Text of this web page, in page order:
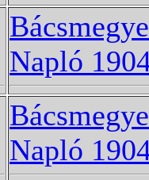
Napló
Napló